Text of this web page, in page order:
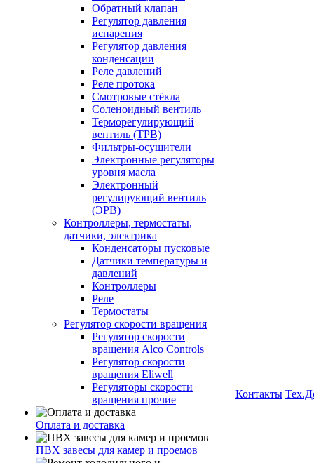
Обратный клапан
Регулятор давления
испарения
Регулятор давления
конденсации
Реле давлений
Реле протока
Смотровые стёкла
Соленоидный вентиль
Терморегулирующий
вентиль (ТРВ)
Фильтры-осушители
Электронные регуляторы
уровня масла
Электронный
регулирующий вентиль
(ЭРВ)
Контроллеры, термостаты,
датчики, электрика
Конденсаторы пусковые
Датчики температуры и
давлений
Контроллеры
Реле
Термостаты
Регулятор скорости вращения
Регулятор скорости
вращения Alco Controls
Регулятор скорости
вращения Eliwell
Регуляторы скорости
вращения прочие
Оплата и доставка
ПВХ завесы для камер и проемов
Контакты